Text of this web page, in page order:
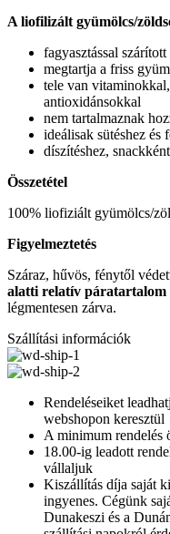
A liofilizált gyümölcs/
fagyasztással szárított
megtartja a friss
tele van
antioxidánsokkal
nem tartalmaznak
ideálisak sütéshez és
díszítéshez, snackként
Összetétel
100% liofiziált gyümölcs/
Figyelmeztetés
Száraz, hűvös, fénytől
alatti relatív páratartalom
légmentesen zárva.
Szállítási információk
Rendeléseiket
webshopon keresztül
A minimum rendelés
18.00-ig leadott
vállaljuk
Kiszállítás díja saját
ingyenes. Cégünk
Dunakeszi és a